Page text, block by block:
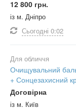
12 800 грн.
із м. Дніпро
Сьогодні 0:02
Для обличчя
Очищувальний
+ Сонцезахисний
Договірна
із м. Київ